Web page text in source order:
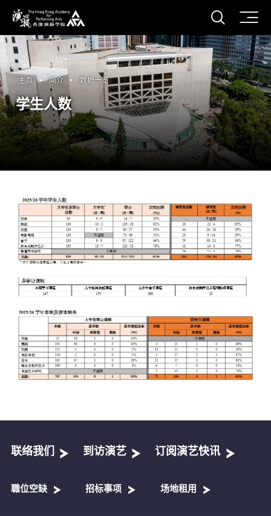
香港演艺学院
打开
主页 简介 数据一览
学生人数
联络我们 到访演艺 订阅演艺快讯
職位空缺 招标事项 场地租用